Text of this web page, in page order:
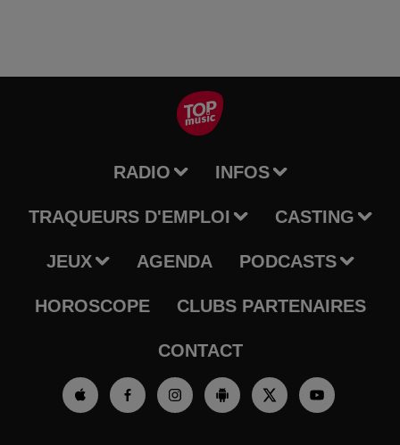
RADIO INFOS
TRAQUEURS D'EMPLOI CASTING
JEUX AGENDA PODCASTS
HOROSCOPE CLUBS PARTENAIRES
CONTACT